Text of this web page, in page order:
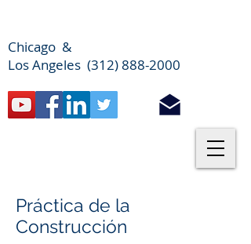
Chicago &
Los Angeles (312) 888-2000
Práctica de la
Construcción